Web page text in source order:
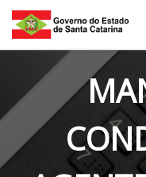
Skip to content